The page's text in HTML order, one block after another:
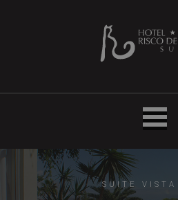
SUITE VISTA